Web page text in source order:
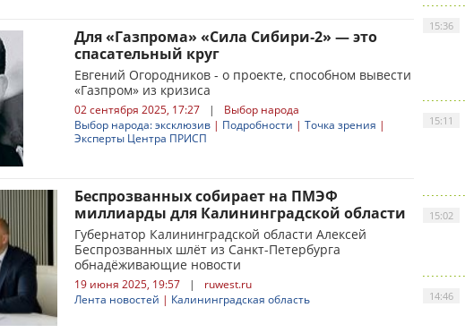
Для «Газпрома» «Сила Сибири‑2» — это
спасательный круг
Евгений Огородников - о проекте, способном вывести
«Газпром» из кризиса
02 сентября 2025, 17:27 |
Выбор народа
Выбор народа: эксклюзив | Подробности | Точка зрения |
Эксперты Центра ПРИСП
Беспрозванных собирает на ПМЭФ
миллиарды для Калининградской области
Губернатор Калининградской области Алексей
Беспрозванных шлёт из Санкт-Петербурга
обнадёживающие новости
19 июня 2025, 19:57 |
ruwest.ru
Лента новостей | Калининградская область
15:36
15:11
15:02
14:46